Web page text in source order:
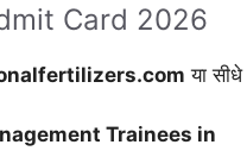
Card 2026
या सीधे
Trainees in